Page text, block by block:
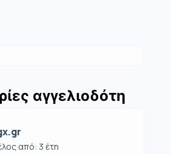
αγγελιοδότη
από: 3 έτη